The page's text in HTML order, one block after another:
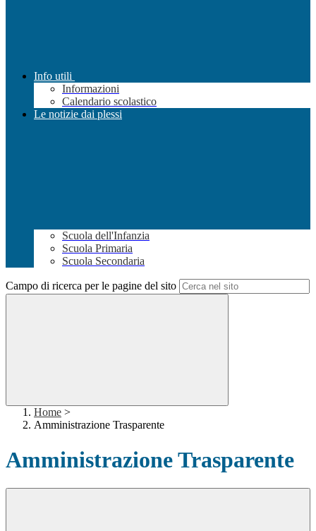
Info utili
Informazioni
Calendario scolastico
Le notizie dai plessi
Scuola dell'Infanzia
Scuola Primaria
Scuola Secondaria
Campo di ricerca per le pagine del sito
Home >
Amministrazione Trasparente
Amministrazione Trasparente